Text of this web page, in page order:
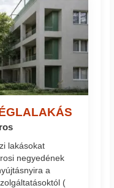
lakásokat
negyedének
a
(